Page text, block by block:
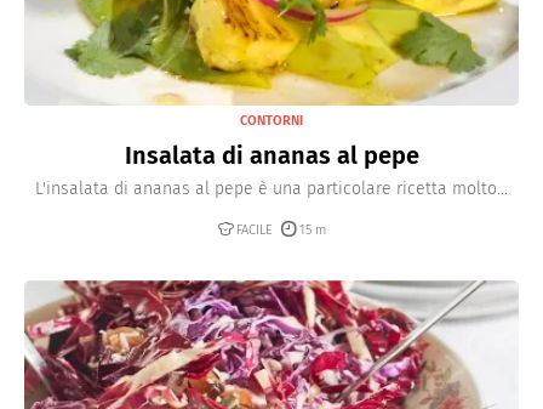
CONTORNI
Insalata di ananas al pepe
L'insalata di ananas al pepe è una particolare ricetta molto...
FACILE 15 m